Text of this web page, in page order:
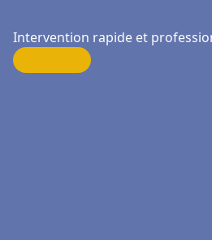
Intervention rapide et